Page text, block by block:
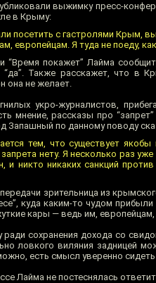
выжимку пресс-
в Крыму:
посетить с гастролями Крым,
европейцам. Я туда не поеду,
“Время покажет” Лайма
Также расскажет, что в
она не желает.
укро-журналистов,
мнение, рассказы про
Запашный по данному поводу
тем, что существует
запрета нету. Я несколько раз
и никто никаких санкций
зрительница из
куда каким-то чудом
кары — ведь им, европейцам,
сохранения дохода со
ловкого виляния задницей
есть смысл уверенно
Лайма не постеснялась